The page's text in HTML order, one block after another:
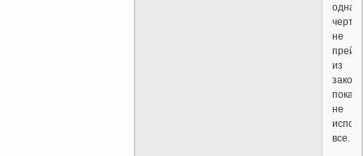
одна
черта
не
из
пока
не
все.